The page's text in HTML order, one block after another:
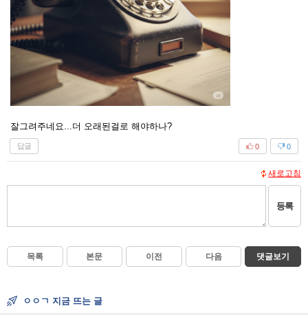
잘그려주네요...더 오래된걸로 해야하나?
답글 0
0
새로고침
등록
목록 본문 이전 다음 댓글보기
ㅇㅇㄱ 지금 뜨는 글